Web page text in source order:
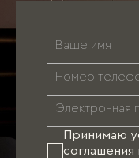
Принимаю
соглашения